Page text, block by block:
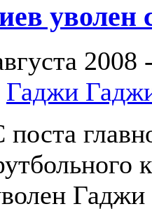
уволен
2008
Гаджи
поста
Гаджи